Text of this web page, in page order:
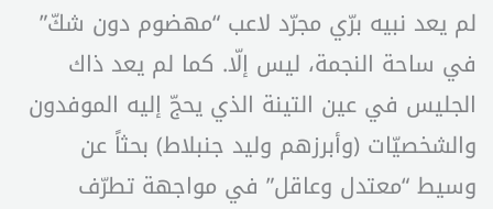
لم يعد نبيه برّي مجرّد لاعب “مهضوم دون شكّ”
في ساحة النجمة، ليس إلّا. كما لم يعد ذاك
الجليس في عين التينة الذي يحجّ إليه الموفدون
والشخصيّات (وأبرزهم وليد جنبلاط) بحثاً عن
وسيط “معتدل وعاقل” في مواجهة تطرّف